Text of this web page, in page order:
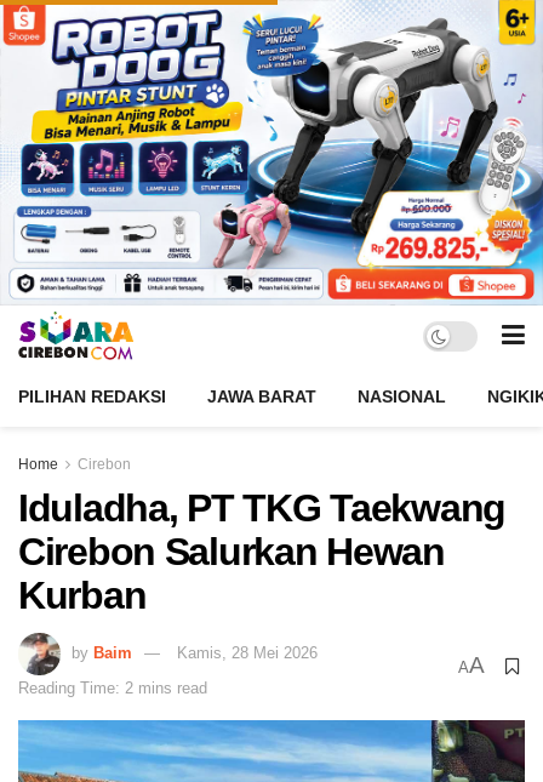
PILIHAN REDAKSI JAWA BARAT NASIONAL
Home Cirebon
Iduladha, PT TKG Taekwang
Cirebon Salurkan Hewan
Kurban
by Baim
Kamis, 28 Mei 2026
Reading Time: 2 mins read
AA